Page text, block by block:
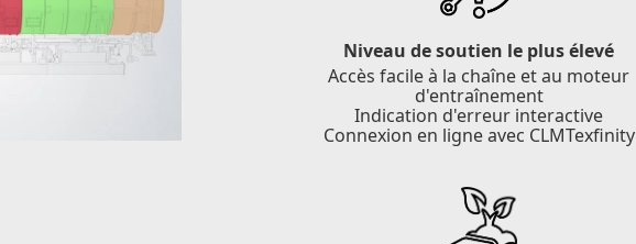
Niveau de soutien le plus élevé
Accès facile à la chaîne et au moteur
d'entraînement
Indication d'erreur interactive
Connexion en ligne avec CLMTexfinity